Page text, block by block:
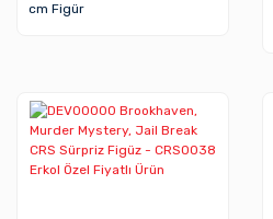
cm Figür